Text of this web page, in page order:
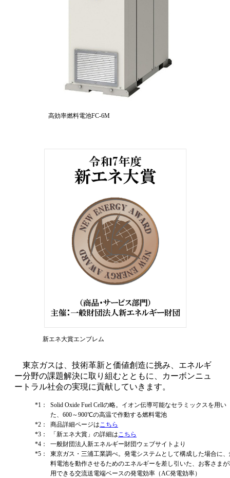
高効率燃料電池FC-6M
新エネ大賞エンブレム
東京ガスは、技術革新と価値創造に挑み、エネルギ
ー分野の課題解決に取り組むとともに、カーボンニュ
ートラル社会の実現に貢献していきます。
*1：
Solid Oxide Fuel Cellの略。イオン伝導可能なセラミックスを用い
た、600～900℃の高温で作動する燃料電池
*2：
商品詳細ページは こちら
*3：
「新エネ大賞」の詳細は こちら
*4：
一般財団法人新エネルギー財団ウェブサイトより
*5：
東京ガス・三浦工業調べ。発電システムとして構成した場合に
料電池を動作させるためのエネルギーを差し引いた、お客さま
用できる交流送電端ベースの発電効率（AC発電効率）